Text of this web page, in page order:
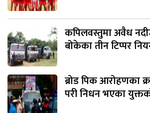
कपिलवस्तुमा अवैध
बोकेका तीन टिप्पर
ब्रोड पिक आरोहणका
परी निधन भएका